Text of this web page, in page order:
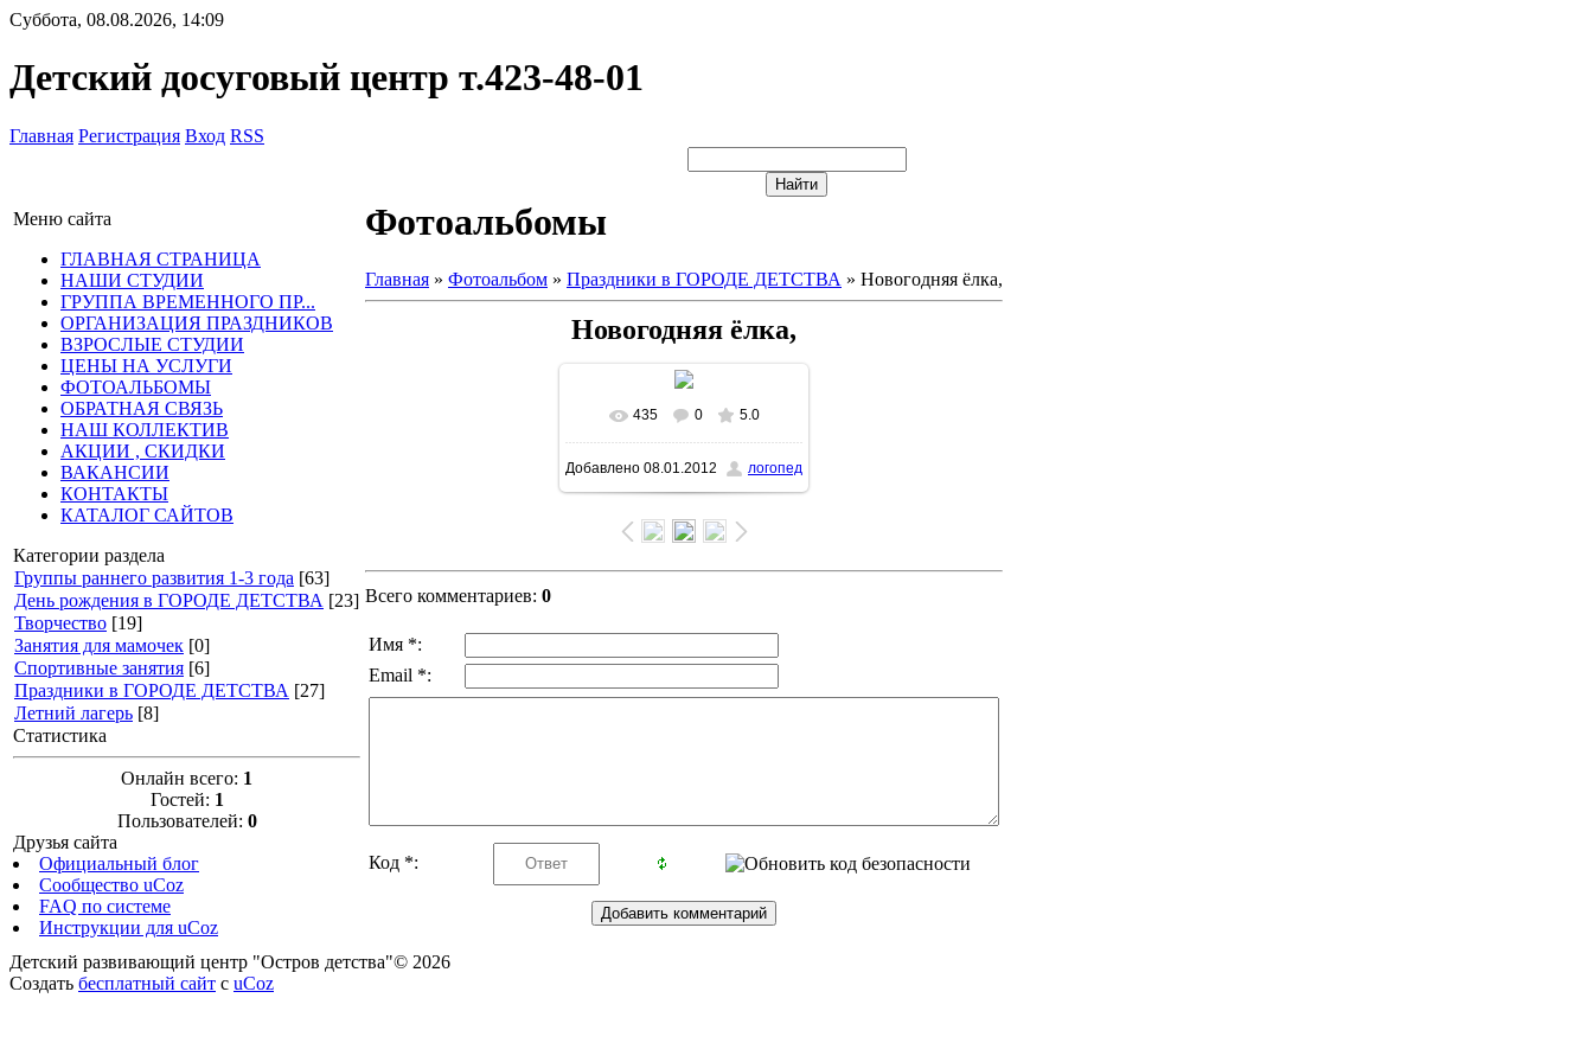
Суббота, 08.08.2026, 14:09
Детский досуговый центр т.423-48-01
Главная Регистрация Вход RSS
Меню сайта
ГЛАВНАЯ СТРАНИЦА
НАШИ СТУДИИ
ГРУППА ВРЕМЕННОГО ПР...
ОРГАНИЗАЦИЯ ПРАЗДНИКОВ
ВЗРОСЛЫЕ СТУДИИ
ЦЕНЫ НА УСЛУГИ
ФОТОАЛЬБОМЫ
ОБРАТНАЯ СВЯЗЬ
НАШ КОЛЛЕКТИВ
АКЦИИ , СКИДКИ
ВАКАНСИИ
КОНТАКТЫ
КАТАЛОГ САЙТОВ
Категории раздела
Группы раннего развития 1-3 года [63]
День рождения в ГОРОДЕ ДЕТСТВА [23]
Творчество [19]
Занятия для мамочек [0]
Спортивные занятия [6]
Праздники в ГОРОДЕ ДЕТСТВА [27]
Летний лагерь [8]
Статистика
Онлайн всего: 1
Гостей: 1
Пользователей: 0
Друзья сайта
Официальный блог
Сообщество uCoz
FAQ по системе
Инструкции для uCoz
Фотоальбомы
Главная » Фотоальбом » Праздники в ГОРОДЕ ДЕТСТВА » Новогодняя ёлка,
Новогодняя ёлка,
В реальном размере
1600x1137/ 309.9Kb
435 0 5.0
Добавлено 08.01.2012 логопед
Всего комментариев: 0
Имя *:
Email *:
Код *:
Детский развивающий центр "Остров детства"© 2026
Создать бесплатный сайт с uCoz